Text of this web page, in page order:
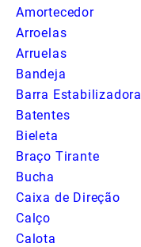
Amortecedor
Arroelas
Arruelas
Bandeja
Barra Estabilizadora
Batentes
Bieleta
Braço Tirante
Bucha
Caixa de Direção
Calço
Calota